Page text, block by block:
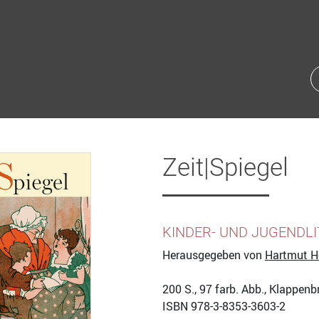
Zeit|Spiegel
KINDER- UND
Herausgegeben von Hartmut
200 S., 97 farb. Abb.,
ISBN 978-3-8353-3603-2